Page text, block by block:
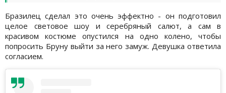
Бразилец сделал это очень эффектно - он подготовил
целое световое шоу и серебряный салют, а сам в
красивом костюме опустился на одно колено, чтобы
попросить Бруну выйти за него замуж. Девушка ответила
согласием.